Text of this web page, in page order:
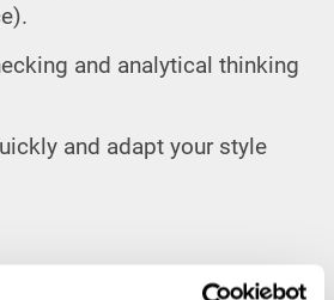
and analytical thinking
and adapt your style